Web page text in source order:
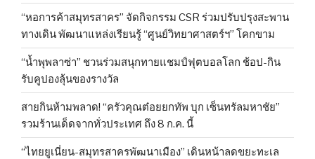
“หอการค้าสมุทรสาคร” จัดกิจกรรม CSR ร่วมปรับปรุงสะพาน
ทางเดิน พัฒนาแหล่งเรียนรู้ “ศูนย์วิทยาศาสตร์ฯ” โคกขาม
“น้ำพุพลาซ่า” ชวนร่วมสนุกทายแชมป์ฟุตบอลโลก ช้อป-กิน
รับคูปองลุ้นของรางวัล
สายกินห้ามพลาด! “ครัวคุณต๋อยยกทัพ บุก เซ็นทรัลมหาชัย”
รวมร้านเด็ดจากทั่วประเทศ ถึง 8 ก.ค. นี้
“ไทยยูเนี่ยน-สมุทรสาครพัฒนาเมือง” เดินหน้าลดขยะทะเล